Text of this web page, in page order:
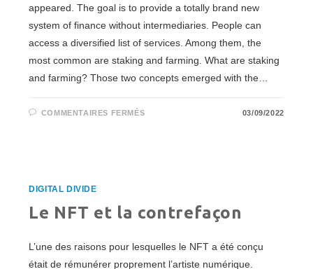
appeared. The goal is to provide a totally brand new
system of finance without intermediaries. People can
access a diversified list of services. Among them, the
most common are staking and farming. What are staking
and farming? Those two concepts emerged with the…
COMMENTAIRES FERMÉSSUR
FARMING
03/09/2022
DIGITAL DIVIDE
Le NFT et la contrefaçon
L’une des raisons pour lesquelles le NFT a été conçu
était de rémunérer proprement l’artiste numérique.